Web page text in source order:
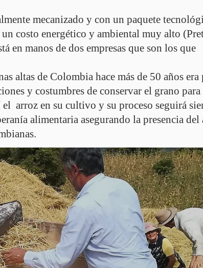
mecanizado y con un paquete
costo energético y ambiental muy alto
en manos de dos empresas que son los que
altas de Colombia hace más de 50 años era
y costumbres de conservar el grano para
arroz en su cultivo y su proceso seguirá
alimentaria asegurando la presencia del